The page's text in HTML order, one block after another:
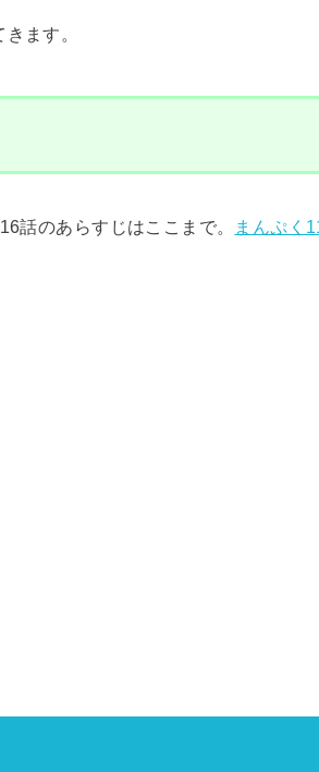
ます。
話のあらすじはここまで。
まんぷく